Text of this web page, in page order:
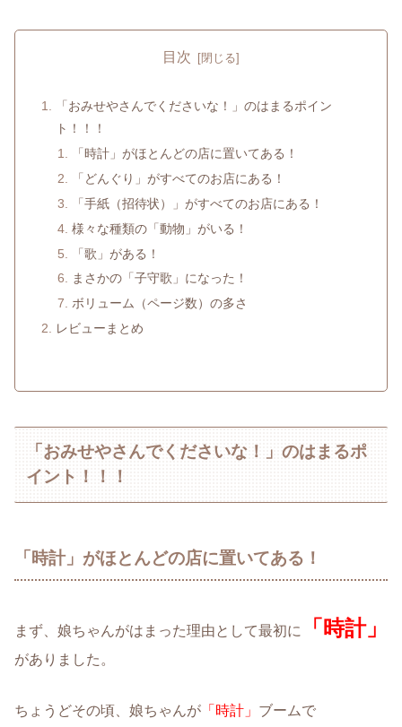
目次
「おみせやさんでくださいな！」のはまるポイン
ト！！！
「時計」がほとんどの店に置いてある！
「どんぐり」がすべてのお店にある！
「手紙（招待状）」がすべてのお店にある！
様々な種類の「動物」がいる！
「歌」がある！
まさかの「子守歌」になった！
ボリューム（ページ数）の多さ
レビューまとめ
「おみせやさんでくださいな！」のはまるポ
イント！！！
「時計」がほとんどの店に置いてある！
まず、娘ちゃんがはまった理由として最初に 「時計」
がありました。
ちょうどその頃、娘ちゃんが 「時計」 ブームで